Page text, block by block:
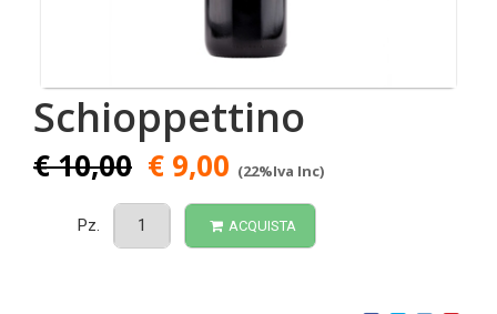
Schioppettino
€ 10,00 € 9,00 (22%Iva Inc)
Pz. ACQUISTA